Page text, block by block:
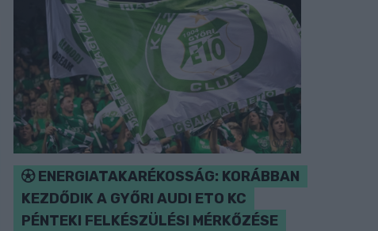
ENERGIATAKARÉKOSSÁG: KORÁBBAN
KEZDŐDIK A GYŐRI AUDI ETO KC
PÉNTEKI FELKÉSZÜLÉSI MÉRKŐZÉSE